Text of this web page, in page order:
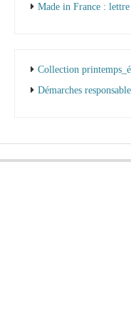
Made in France :
Collection
Démarches